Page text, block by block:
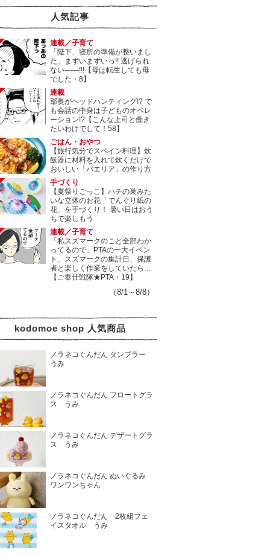
人気記事
連載／子育て
「陛下、寝所の準備が整いまし
た」まずいまずいっ!! 逃げられ
ない――!!!【母は転生しても母
でした・8】
連載
部長がヘッドハンティング!? で
も会話の中身は子どものオペレ
ーション!?【こんな上司と働き
たいわけでして！58】
ごはん・おやつ
【旅行気分でスペイン料理】炊
飯器に材料を入れて炊くだけで
おいしい「パエリア」の作り方
手づくり
【夏祭りごっこ】ハチの巣みた
いな立体のお花「でんぐり紙の
花」を手づくり！ 暑い日はおう
ちで楽しもう
連載／子育て
「私スズマークのこと全部わか
ってるので」PTAの一大イベン
ト、スズマークの集計日、保護
者と楽しく作業をしていたら…
【ご奉仕戦隊★PTA・19】
（8/1～8/8）
kodomoe shop 人気商品
ノラネコぐんだん タンブラー
うみ
ノラネコぐんだん フロートグラ
ス うみ
ノラネコぐんだん デザートグラ
ス うみ
ノラネコぐんだん ぬいぐるみ
ワンワンちゃん
ノラネコぐんだん 2枚組フェ
イスタオル うみ